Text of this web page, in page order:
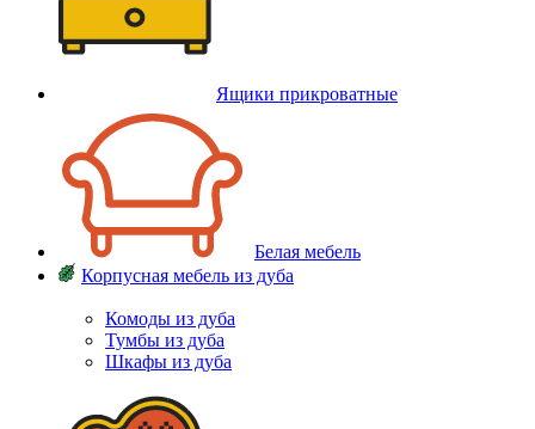
Ящики прикроватные
Белая мебель
Корпусная мебель из дуба
Комоды из дуба
Тумбы из дуба
Шкафы из дуба